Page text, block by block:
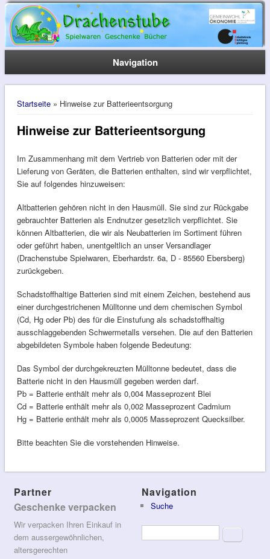
Navigation
Sie sind hier
Startseite» Hinweise zur Batterieentsorgung
Hinweise zur Batterieentsorgung
Im Zusammenhang mit dem Vertrieb von Batterien oder mit der
Lieferung von Geräten, die Batterien enthalten, sind wir verpflichtet,
Sie auf folgendes hinzuweisen:
Altbatterien gehören nicht in den Hausmüll. Sie sind zur Rückgabe
gebrauchter Batterien als Endnutzer gesetzlich verpflichtet. Sie
können Altbatterien, die wir als Neubatterien im Sortiment führen
oder geführt haben, unentgeltlich an unser Versandlager
(Drachenstube Spielwaren, Eberhardstr. 6a, D - 85560 Ebersberg)
zurückgeben.
Schadstoffhaltige Batterien sind mit einem Zeichen, bestehend aus
einer durchgestrichenen Mülltonne und dem chemischen Symbol
(Cd, Hg oder Pb) des für die Einstufung als schadstoffhaltig
ausschlaggebenden Schwermetalls versehen. Die auf den Batterien
abgebildeten Symbole haben folgende Bedeutung:
Das Symbol der durchgekreuzten Mülltonne bedeutet, dass die
Batterie nicht in den Hausmüll gegeben werden darf.
Pb = Batterie enthält mehr als 0,004 Masseprozent Blei
Cd = Batterie enthält mehr als 0,002 Masseprozent Cadmium
Hg = Batterie enthält mehr als 0,0005 Masseprozent Quecksilber.
Bitte beachten Sie die vorstehenden Hinweise.
Partner
Geschenke verpacken
Wir verpacken Ihren Einkauf in
dem aussergewöhnlichen,
altersgerechten
Navigation
Suche
SuchformularSuche